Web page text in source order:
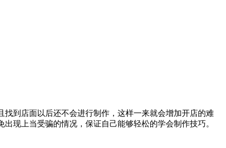
到店面以后还不会进行制作，这样一来就会增加开店的难
现上当受骗的情况，保证自己能够轻松的学会制作技巧。